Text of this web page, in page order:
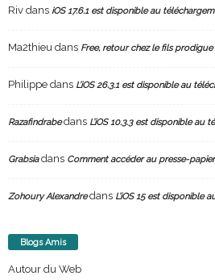
Riv dans iOS 17.6.1 est disponible au
Ma2thieu dans Free, retour chez le fils prodigue
Philippe dans L’iOS 26.3.1 est disponible au
Razafindrabedans L’iOS 10.3.3 est disponible au
Grabsiadans Comment accéder au presse-
Zohoury Alexandredans L’iOS 15 est disponible
Blogs Amis
Autour du Web